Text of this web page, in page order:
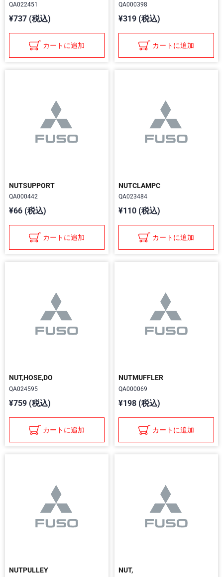
QA022451
¥737 (税込)
カートに追加
QA000398
¥319 (税込)
カートに追加
NUTSUPPORT
QA000442
¥66 (税込)
カートに追加
NUTCLAMPC
QA023484
¥110 (税込)
カートに追加
NUT,HOSE,DO
QA024595
¥759 (税込)
カートに追加
NUTMUFFLER
QA000069
¥198 (税込)
カートに追加
NUTPULLEY NUT,